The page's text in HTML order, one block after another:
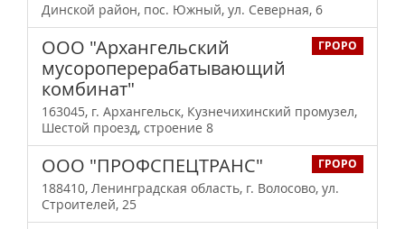
Динской район, пос. Южный, ул. Северная, 6
ГРОРО
ООО "Архангельский
мусороперерабатывающий
комбинат"
163045, г. Архангельск, Кузнечихинский промузел,
Шестой проезд, строение 8
ГРОРО
ООО "ПРОФСПЕЦТРАНС"
188410, Ленинградская область, г. Волосово, ул.
Строителей, 25